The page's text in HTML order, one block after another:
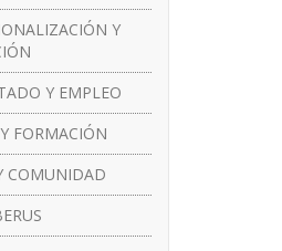
Y
Y EMPLEO
FORMACIÓN
COMUNIDAD